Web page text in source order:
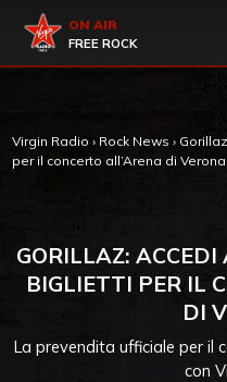
Virgin Radio
ON AIR
FREE ROCK
Virgin Radio › Rock News ›
per il concerto all’Arena di Verona
GORILLAZ:
BIGLIETTI PER IL
DI
La prevendita ufficiale per il
con